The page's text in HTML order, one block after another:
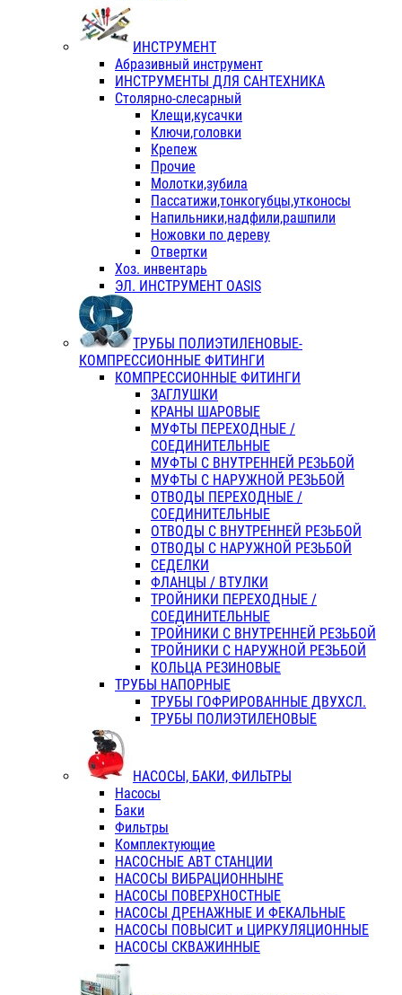
ИНСТРУМЕНТ
Абразивный инструмент
ИНСТРУМЕНТЫ ДЛЯ САНТЕХНИКА
Столярно-слесарный
Клещи,кусачки
Ключи,головки
Крепеж
Прочие
Молотки,зубила
Пассатижи,тонкогубцы,утконосы
Напильники,надфили,рашпили
Ножовки по дереву
Отвертки
Хоз. инвентарь
ЭЛ. ИНСТРУМЕНТ OASIS
ТРУБЫ ПОЛИЭТИЛЕНОВЫЕ-
КОМПРЕССИОННЫЕ ФИТИНГИ
КОМПРЕССИОННЫЕ ФИТИНГИ
ЗАГЛУШКИ
КРАНЫ ШАРОВЫЕ
МУФТЫ ПЕРЕХОДНЫЕ /
СОЕДИНИТЕЛЬНЫЕ
МУФТЫ С ВНУТРЕННЕЙ РЕЗЬБОЙ
МУФТЫ С НАРУЖНОЙ РЕЗЬБОЙ
ОТВОДЫ ПЕРЕХОДНЫЕ /
СОЕДИНИТЕЛЬНЫЕ
ОТВОДЫ С ВНУТРЕННЕЙ РЕЗЬБОЙ
ОТВОДЫ С НАРУЖНОЙ РЕЗЬБОЙ
СЕДЕЛКИ
ФЛАНЦЫ / ВТУЛКИ
ТРОЙНИКИ ПЕРЕХОДНЫЕ /
СОЕДИНИТЕЛЬНЫЕ
ТРОЙНИКИ С ВНУТРЕННЕЙ РЕЗЬБОЙ
ТРОЙНИКИ С НАРУЖНОЙ РЕЗЬБОЙ
КОЛЬЦА РЕЗИНОВЫЕ
ТРУБЫ НАПОРНЫЕ
ТРУБЫ ГОФРИРОВАННЫЕ ДВУХСЛ.
ТРУБЫ ПОЛИЭТИЛЕНОВЫЕ
НАСОСЫ, БАКИ, ФИЛЬТРЫ
Насосы
Баки
Фильтры
Комплектующие
НАСОСНЫЕ АВТ СТАНЦИИ
НАСОСЫ ВИБРАЦИОННЫНЕ
НАСОСЫ ПОВЕРХНОСТНЫЕ
НАСОСЫ ДРЕНАЖНЫЕ И ФЕКАЛЬНЫЕ
НАСОСЫ ПОВЫСИТ и ЦИРКУЛЯЦИОННЫЕ
НАСОСЫ СКВАЖИННЫЕ